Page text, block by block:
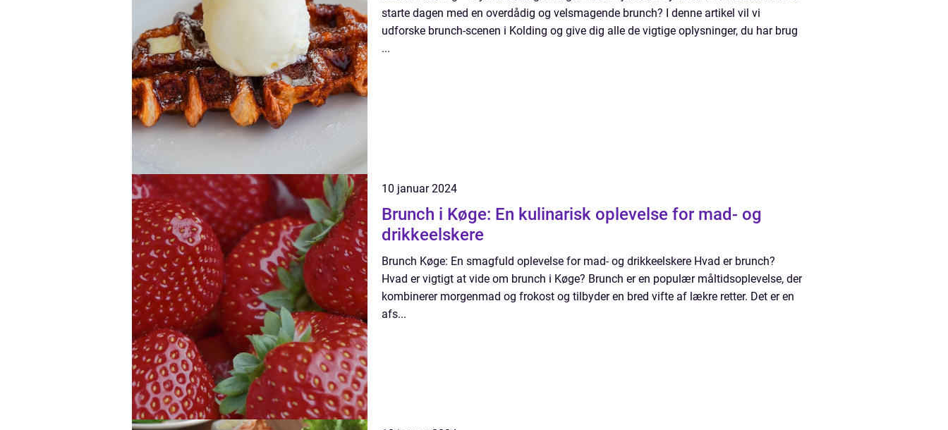
starte dagen med en overdådig og velsmagende brunch? I denne artikel vil vi
udforske brunch-scenen i Kolding og give dig alle de vigtige oplysninger, du har brug
...
10 januar 2024
Brunch i Køge: En kulinarisk oplevelse for mad- og
drikkeelskere
Brunch Køge: En smagfuld oplevelse for mad- og drikkeelskere Hvad er brunch?
Hvad er vigtigt at vide om brunch i Køge? Brunch er en populær måltidsoplevelse, der
kombinerer morgenmad og frokost og tilbyder en bred vifte af lækre retter. Det er en
afs...